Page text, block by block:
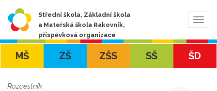
Střední škola, Základní škola
a Mateřská škola Rakovník,
příspěvková organizace
MŠ ZŠ ZŠS SŠ ŠD
Rozcestník